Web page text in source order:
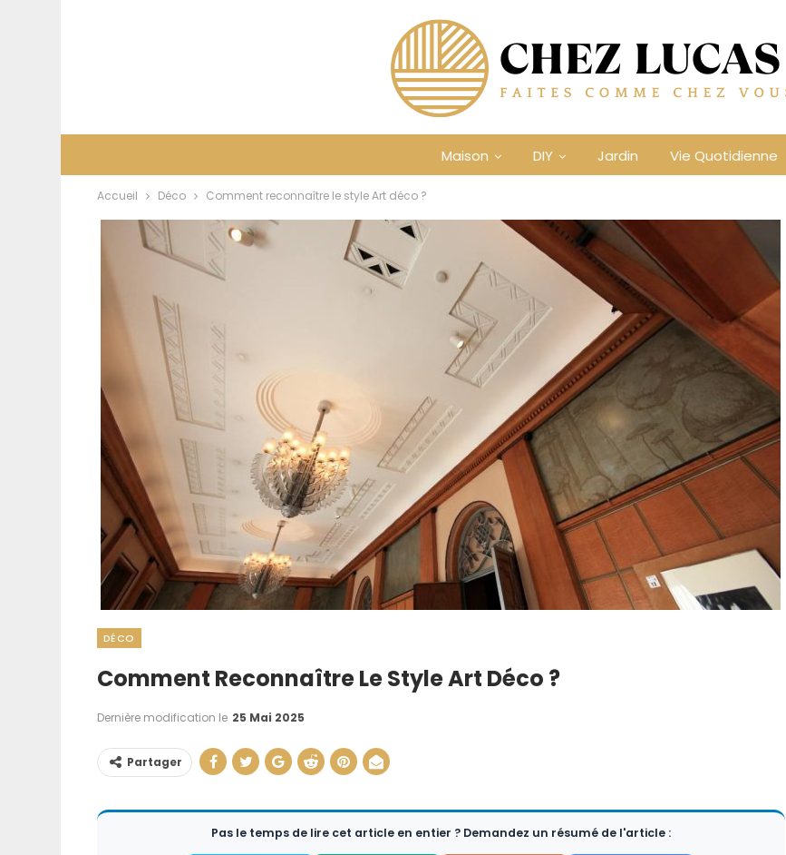
Maison DIY Jardin Vie Quotidienne
Accueil Déco Comment reconnaître le style Art déco ?
DÉCO
Comment Reconnaître Le Style Art Déco ?
Dernière modification le 25 Mai 2025
Partager
Pas le temps de lire cet article en entier ? Demandez un résumé de l'article :
Signe Cambriolage
Roumain : Comment Les
22 Juin 2026